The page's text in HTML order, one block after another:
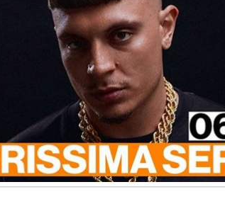
Lun
5
12
14
19
20
26
27